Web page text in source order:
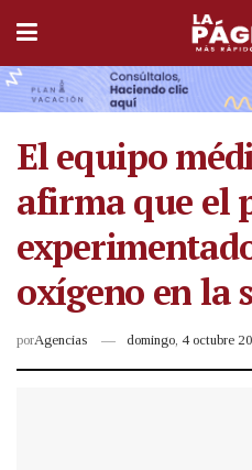
El equipo
afirma que el
oxígeno en la
porAgencias domingo, 4 octubre